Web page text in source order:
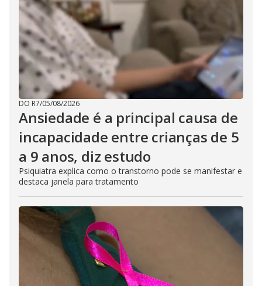
DO R7/05/08/2026
Ansiedade é a principal causa de
incapacidade entre crianças de 5
a 9 anos, diz estudo
Psiquiatra explica como o transtorno pode se manifestar e
destaca janela para tratamento